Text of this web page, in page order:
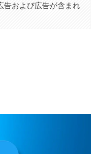
告および広告が含まれ